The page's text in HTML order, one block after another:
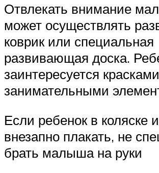
Отвлекать внимание
может осуществлять
коврик или специальная
развивающая доска.
заинтересуется
занимательными
Если ребенок в коляске
внезапно плакать, не
брать малыша на руки